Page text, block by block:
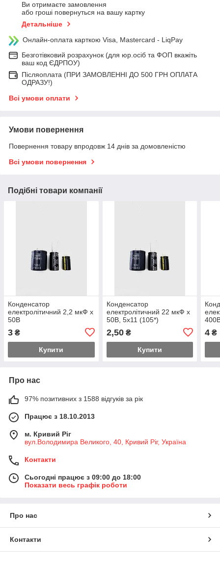
Ви отримаєте замовлення
або гроші повернуться на вашу картку
Детальніше
Онлайн-оплата карткою Visa, Mastercard - LiqPay
Безготівковий розрахунок (для юр.осіб та ФОП вкажіть
ваш код ЄДРПОУ)
Післяоплата (ПРИ ЗАМОВЛЕННІ ДО 500 ГРН ОПЛАТА
ОДРАЗУ!)
Всі умови оплати
Умови повернення
Повернення товару впродовж 14 днів за домовленістю
Всі умови повернення
Подібні товари компанії
Конденсатор
електролітичний 2,2 мкФ х
50В
3 ₴
Купити
Конденсатор
електролітичний 22 мкФ х
50В, 5x11 (105*)
2,50₴
Купити
4 ₴
Про нас
97% позитивних з 1588 відгуків за рік
Працює з 18.10.2013
м. Кривий Ріг
вул.Володимира Великого, 40, Кривий Ріг, Україна
Контакти
Сьогодні працює з 09:00 до 18:00
Показати весь графік роботи
Про нас
Контакти